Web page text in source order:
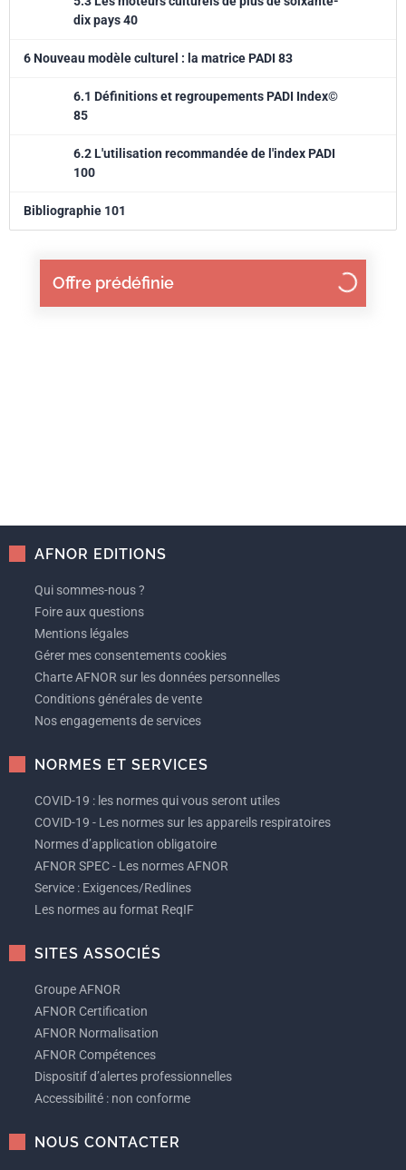
Offre prédéfinie
dix pays 40
6 Nouveau modèle culturel : la matrice PADI 83
6.1 Définitions et regroupements PADI Index©
85
6.2 L'utilisation recommandée de l'index PADI
100
Bibliographie 101
AFNOR EDITIONS
Qui sommes-nous ?
Foire aux questions
Mentions légales
Gérer mes consentements cookies
Charte AFNOR sur les données personnelles
Conditions générales de vente
Nos engagements de services
NORMES ET SERVICES
COVID-19 : les normes qui vous seront utiles
COVID-19 - Les normes sur les appareils respiratoires
Normes d’application obligatoire
AFNOR SPEC - Les normes AFNOR
Service : Exigences/Redlines
Les normes au format ReqIF
SITES ASSOCIÉS
Groupe AFNOR
AFNOR Certification
AFNOR Normalisation
AFNOR Compétences
Dispositif d’alertes professionnelles
Accessibilité : non conforme
NOUS CONTACTER